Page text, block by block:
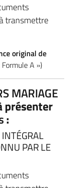
transmettre
original de
A »)
MARIAGE
présenter
:
PAR LE